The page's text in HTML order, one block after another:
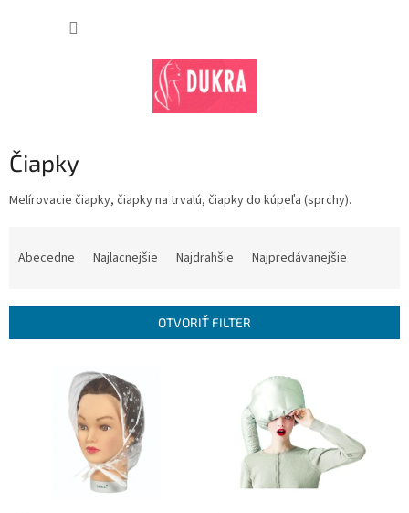
Čiapky
Melírovacie čiapky, čiapky na trvalú, čiapky do kúpeľa (sprchy).
i
Abecedne Najlacnejšie Najdrahšie Najpredávanejšie
OTVORIŤ FILTER